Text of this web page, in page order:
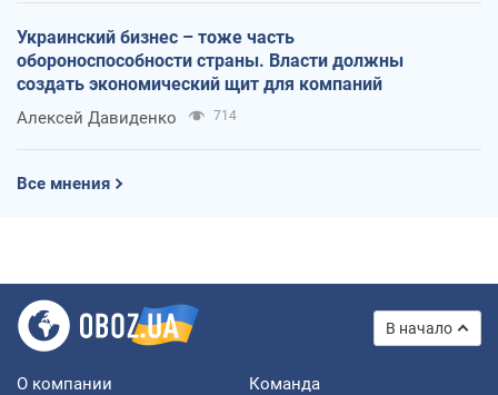
Украинский бизнес – тоже часть
обороноспособности страны. Власти должны
создать экономический щит для компаний
Алексей Давиденко 714
Все мнения
В начало
О компании Команда